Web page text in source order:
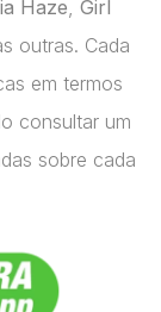
Haze Girl
outras. Cada
em termos
consultar um
sobre cada